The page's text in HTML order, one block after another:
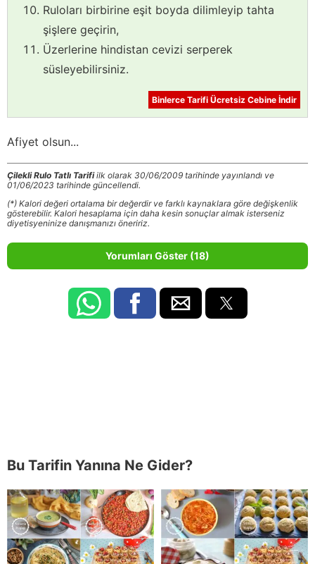
Ruloları birbirine eşit boyda dilimleyip tahta
şişlere geçirin,
Üzerlerine hindistan cevizi serperek
süsleyebilirsiniz.
Binlerce Tarifi Ücretsiz Cebine İndir
Afiyet olsun...
Çilekli Rulo Tatlı Tarifiilk olarak 30/06/2009 tarihinde yayınlandı ve
01/06/2023 tarihinde güncellendi.
(*) Kalori değeri ortalama bir değerdir ve farklı kaynaklara göre değişkenlik
gösterebilir. Kalori hesaplama için daha kesin sonuçlar almak isterseniz
diyetisyeninize danışmanızı öneririz.
Yorumları Göster (18)
Bu Tarifin Yanına Ne Gider?